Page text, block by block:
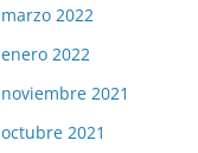
marzo 2022
enero 2022
noviembre 2021
octubre 2021